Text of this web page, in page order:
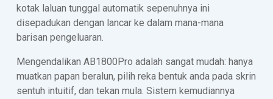
kotak laluan tunggal automatik sepenuhnya ini
disepadukan dengan lancar ke dalam mana-mana
barisan pengeluaran.
Mengendalikan AB1800Pro adalah sangat mudah: hanya
muatkan papan beralun, pilih reka bentuk anda pada skrin
sentuh intuitif, dan tekan mula. Sistem kemudiannya